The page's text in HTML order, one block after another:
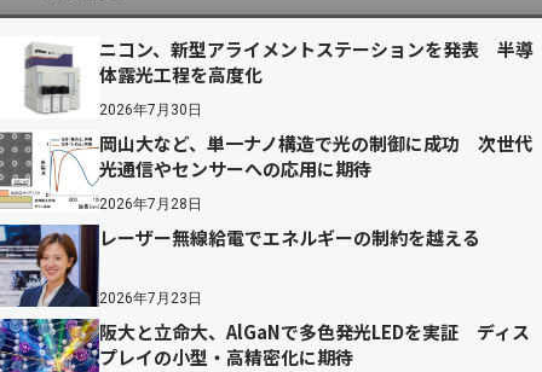
ニコン、新型アライメントステーションを発表 半導
体露光工程を高度化
2026年7月30日
岡山大など、単一ナノ構造で光の制御に成功 次世代
光通信やセンサーへの応用に期待
2026年7月28日
レーザー無線給電でエネルギーの制約を越える
2026年7月23日
阪大と立命大、AlGaNで多色発光LEDを実証 ディス
プレイの小型・高精密化に期待